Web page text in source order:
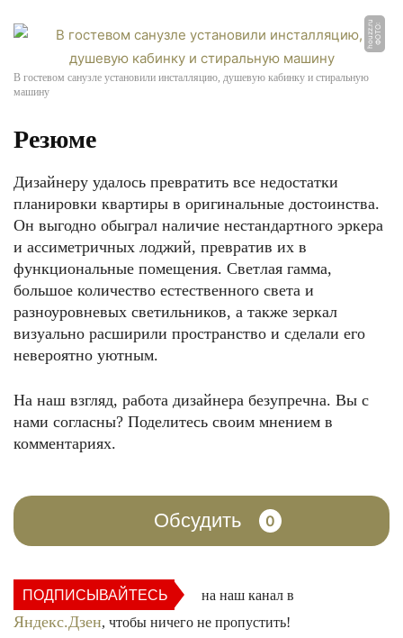
Ф
О
Т
О:
h
o
u
z
z.
r
u
В гостевом санузле установили инсталляцию, душевую кабинку и стиральную
машину
Резюме
Дизайнеру удалось превратить все недостатки
планировки квартиры в оригинальные достоинства.
Он выгодно обыграл наличие нестандартного эркера
и ассиметричных лоджий, превратив их в
функциональные помещения. Светлая гамма,
большое количество естественного света и
разноуровневых светильников, а также зеркал
визуально расширили пространство и сделали его
невероятно уютным.
На наш взгляд, работа дизайнера безупречна. Вы с
нами согласны? Поделитесь своим мнением в
комментариях.
Обсудить 0
ПОДПИСЫВАЙТЕСЬ на наш канал в
Яндекс.Дзен, чтобы ничего не пропустить!